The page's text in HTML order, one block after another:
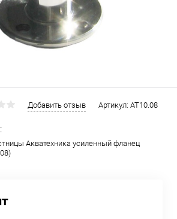
Добавить отзыв Артикул: AT10.08
Акватехника усиленный фланец